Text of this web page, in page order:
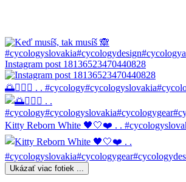
Instagram post 18136523470440828
🌅🚴🏼‍♀️ . .
Kitty Reborn White 🖤🤍❤️ . .
Ukázať viac fotiek ...